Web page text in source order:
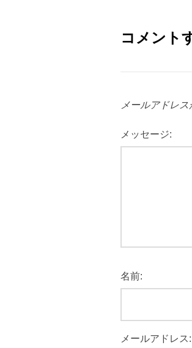
コメント
メールアドレ
メッセージ:
名前:
メールアドレス: